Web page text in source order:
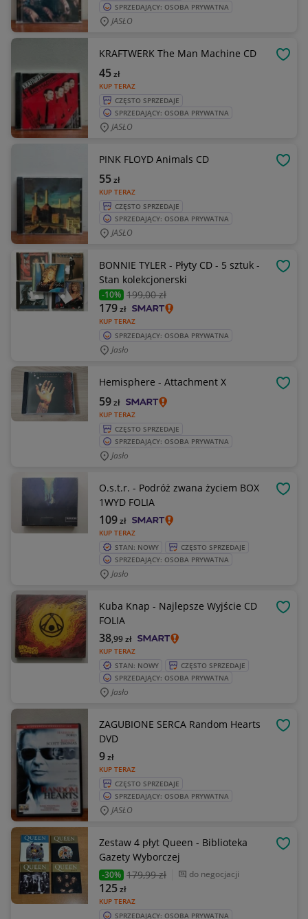
SPRZEDAJĄCY: OSOBA PRYWATNA
JASŁO
KRAFTWERK The Man Machine CD
KUP TERAZ
45zł
CZĘSTO SPRZEDAJE
SPRZEDAJĄCY: OSOBA PRYWATNA
JASŁO
PINK FLOYD Animals CD
KUP TERAZ
55zł
CZĘSTO SPRZEDAJE
SPRZEDAJĄCY: OSOBA PRYWATNA
JASŁO
BONNIE TYLER - Płyty CD - 5 sztuk -
Stan kolekcjonerski
-10% 199,00 zł
KUP TERAZ
179zł
SPRZEDAJĄCY: OSOBA PRYWATNA
Jasło
Hemisphere - Attachment X
KUP TERAZ
59zł
CZĘSTO SPRZEDAJE
SPRZEDAJĄCY: OSOBA PRYWATNA
Jasło
O.s.t.r. - Podróż zwana życiem BOX
1WYD FOLIA
KUP TERAZ
109zł
STAN: NOWY
CZĘSTO SPRZEDAJE
SPRZEDAJĄCY: OSOBA PRYWATNA
Jasło
Kuba Knap - Najlepsze Wyjście CD
FOLIA
KUP TERAZ
38,99zł
STAN: NOWY
CZĘSTO SPRZEDAJE
SPRZEDAJĄCY: OSOBA PRYWATNA
Jasło
ZAGUBIONE SERCA Random Hearts
DVD
KUP TERAZ
9zł
CZĘSTO SPRZEDAJE
SPRZEDAJĄCY: OSOBA PRYWATNA
JASŁO
Zestaw 4 płyt Queen - Biblioteka
Gazety Wyborczej
-30% 179,99 zł do negocjacji
KUP TERAZ
125zł
SPRZEDAJĄCY: OSOBA PRYWATNA